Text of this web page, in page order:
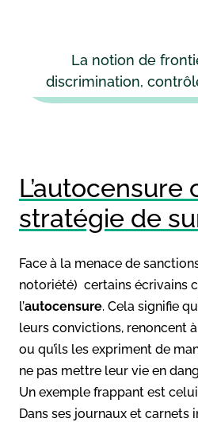
La notion de
discrimination,
L’autocensure
stratégie de
Face à la menace de
notoriété) certains écrivains
l’autocensure. Cela signifie
leurs convictions, renoncent
ou qu’ils les expriment de
ne pas mettre leur vie en
Un exemple frappant est
Dans ses journaux et carnets